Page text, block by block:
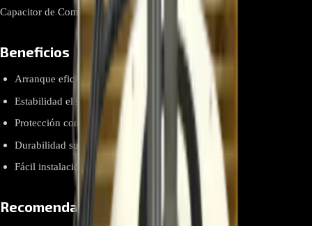
Capacitor de Compresor
Beneficios
Arranque eficiente del compresor
Estabilidad eléctrica incluso bajo carga
Protección confiable contra sobrecargas
Durabilidad superior con materiales de alta calidad
Fácil instalación gracias a sus terminales planos
Recomendaciones de instalación